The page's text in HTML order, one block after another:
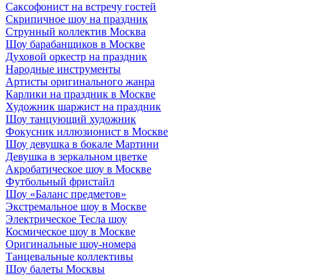
Саксофонист на встречу гостей
Скрипичное шоу на праздник
Струнный коллектив Москва
Шоу барабанщиков в Москве
Духовой оркестр на праздник
Народные инструменты
Артисты оригинального жанра
Карлики на праздник в Москве
Художник шаржист на праздник
Шоу танцующий художник
Фокусник иллюзионист в Москве
Шоу девушка в бокале Мартини
Девушка в зеркальном цветке
Акробатическое шоу в Москве
Футбольный фристайл
Шоу «Баланс предметов»
Экстремальное шоу в Москве
Электрическое Тесла шоу
Космическое шоу в Москве
Оригинальные шоу-номера
Танцевальные коллективы
Шоу балеты Москвы